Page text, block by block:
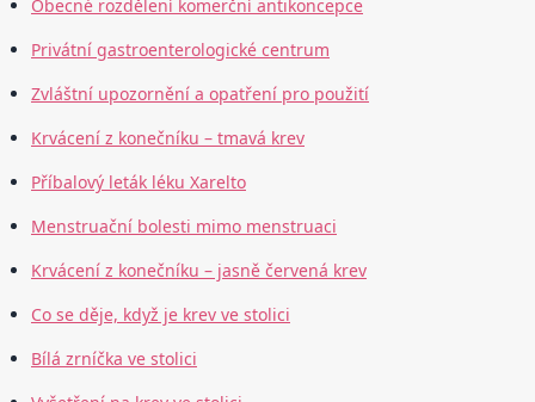
Obecné rozdělení komerční antikoncepce
Privátní gastroenterologické centrum
Zvláštní upozornění a opatření pro použití
Krvácení z konečníku – tmavá krev
Příbalový leták léku Xarelto
Menstruační bolesti mimo menstruaci
Krvácení z konečníku – jasně červená krev
Co se děje, když je krev ve stolici
Bílá zrníčka ve stolici